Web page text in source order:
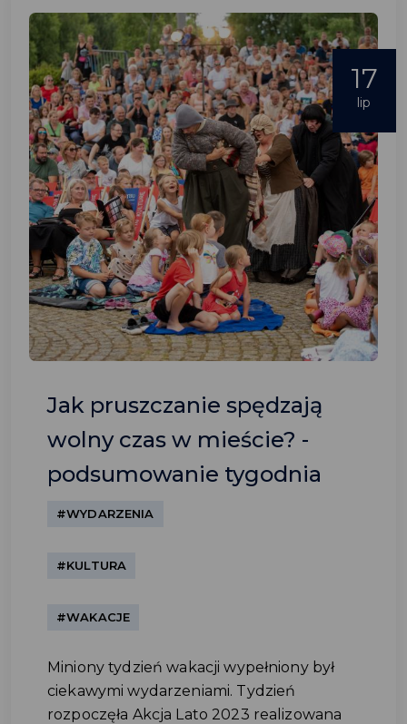
17
lip
Jak pruszczanie spędzają
wolny czas w mieście? -
podsumowanie tygodnia
#WYDARZENIA
#KULTURA
#WAKACJE
Miniony tydzień wakacji wypełniony był
ciekawymi wydarzeniami. Tydzień
rozpoczęła Akcja Lato 2023 realizowana